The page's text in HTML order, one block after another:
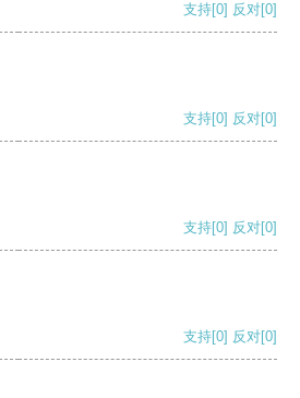
支持[0] 反对[0]
支持[0] 反对[0]
支持[0] 反对[0]
支持[0] 反对[0]